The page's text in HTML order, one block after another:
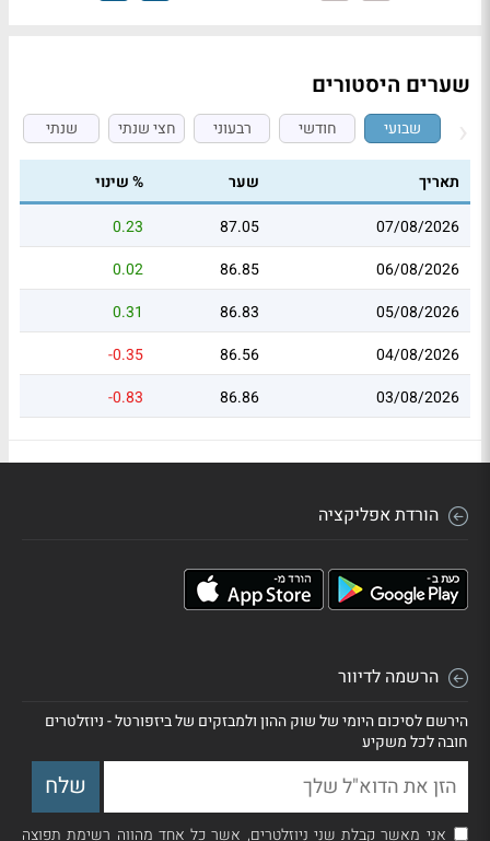
שערים היסטורים
שבועי חודשי רבעוני חצי שנתי שנתי
תאריך שער
% שינוי
07/08/2026
87.05
0.23
06/08/2026
86.85
0.02
05/08/2026
86.83
0.31
04/08/2026
86.56
-0.35
03/08/2026
86.86
-0.83
הורדת אפליקציה
הרשמה לדיוור
הירשם לסיכום היומי של שוק ההון ולמבזקים של ביזפורטל - ניוזלטרים
חובה לכל משקיע
אני מאשר קבלת שני ניוזלטרים, אשר כל אחד מהווה רשימת תפוצה